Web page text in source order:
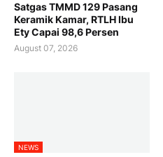
Satgas TMMD 129 Pasang
Keramik Kamar, RTLH Ibu
Ety Capai 98,6 Persen
August 07, 2026
NEWS